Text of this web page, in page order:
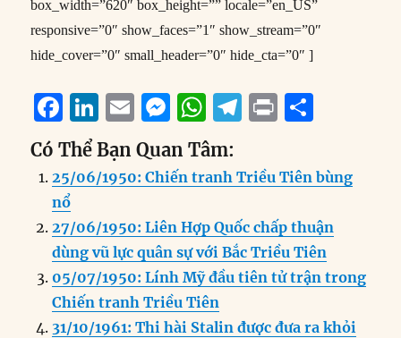
box_width=”620″ box_height=”” locale=”en_US”
responsive=”0″ show_faces=”1″ show_stream=”0″
hide_cover=”0″ small_header=”0″ hide_cta=”0″ ]
F
a
c
e
b
o
o
k
Li
n
k
e
d
I
n
E
m
ai
l
M
e
ss
e
n
g
er
W
h
at
s
A
p
p
T
e
g
r
a
m
P
n
t
a
re
Có Thể Bạn Quan Tâm:
25/06/1950: Chiến tranh Triều Tiên bùng
nổ
27/06/1950: Liên Hợp Quốc chấp thuận
dùng vũ lực quân sự với Bắc Triều Tiên
05/07/1950: Lính Mỹ đầu tiên tử trận trong
Chiến tranh Triều Tiên
31/10/1961: Thi hài Stalin được đưa ra khỏi